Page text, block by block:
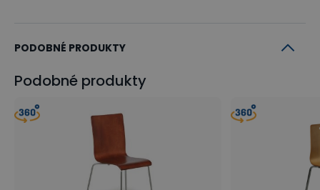
PODOBNÉ PRODUKTY
Podobné produkty